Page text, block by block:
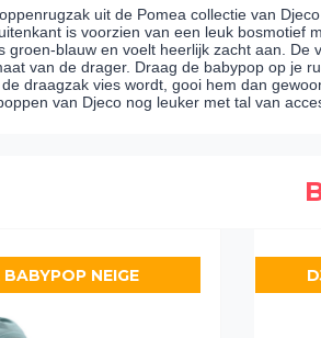
uit de Pomea collectie van
is voorzien van een leuk bosmotief
groen-blauw en voelt heerlijk zacht aan. De
van de drager. Draag de babypop op je
draagzak vies wordt, gooi hem dan
van Djeco nog leuker met tal van
NEIGE